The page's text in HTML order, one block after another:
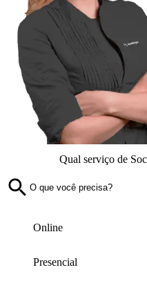
Qual serviço de
Online
Presencial